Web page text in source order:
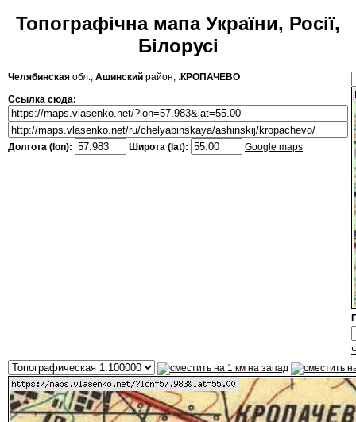
Топографічна мапа України, Росії,
Білорусі
Челябинская обл., Ашинский район, .КРОПАЧЕВО
Ссылка сюда:
Долгота (lon): Широта (lat): Google maps